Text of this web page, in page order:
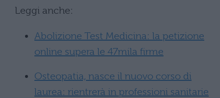
Leggi anche:
Abolizione Test Medicina: la petizione
online supera le 47mila firme
Osteopatia, nasce il nuovo corso di
laurea: rientrerà in professioni sanitarie